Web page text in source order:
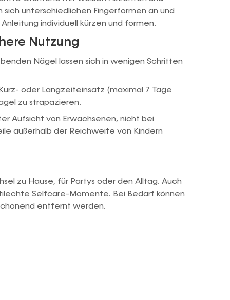
unterschiedlichen Fingerformen an und
individuell kürzen und formen.
Nutzung
Nägel lassen sich in wenigen Schritten
oder Langzeiteinsatz (maximal 7 Tage
zu strapazieren.
Aufsicht von Erwachsenen, nicht bei
außerhalb der Reichweite von Kindern
zu Hause, für Partys oder den Alltag. Auch
Selfcare-Momente. Bei Bedarf können
entfernt werden.